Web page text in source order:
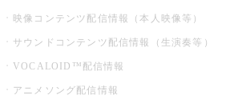
映像コンテンツ配信情報（本人映像等）
サウンドコンテンツ配信情報（生演奏等）
VOCALOID™配信情報
アニメソング配信情報